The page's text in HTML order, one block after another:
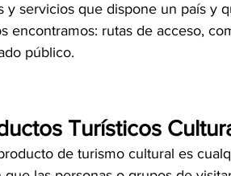
y servicios que dispone un país y
encontramos: rutas de acceso,
público.
Turísticos
de turismo cultural es